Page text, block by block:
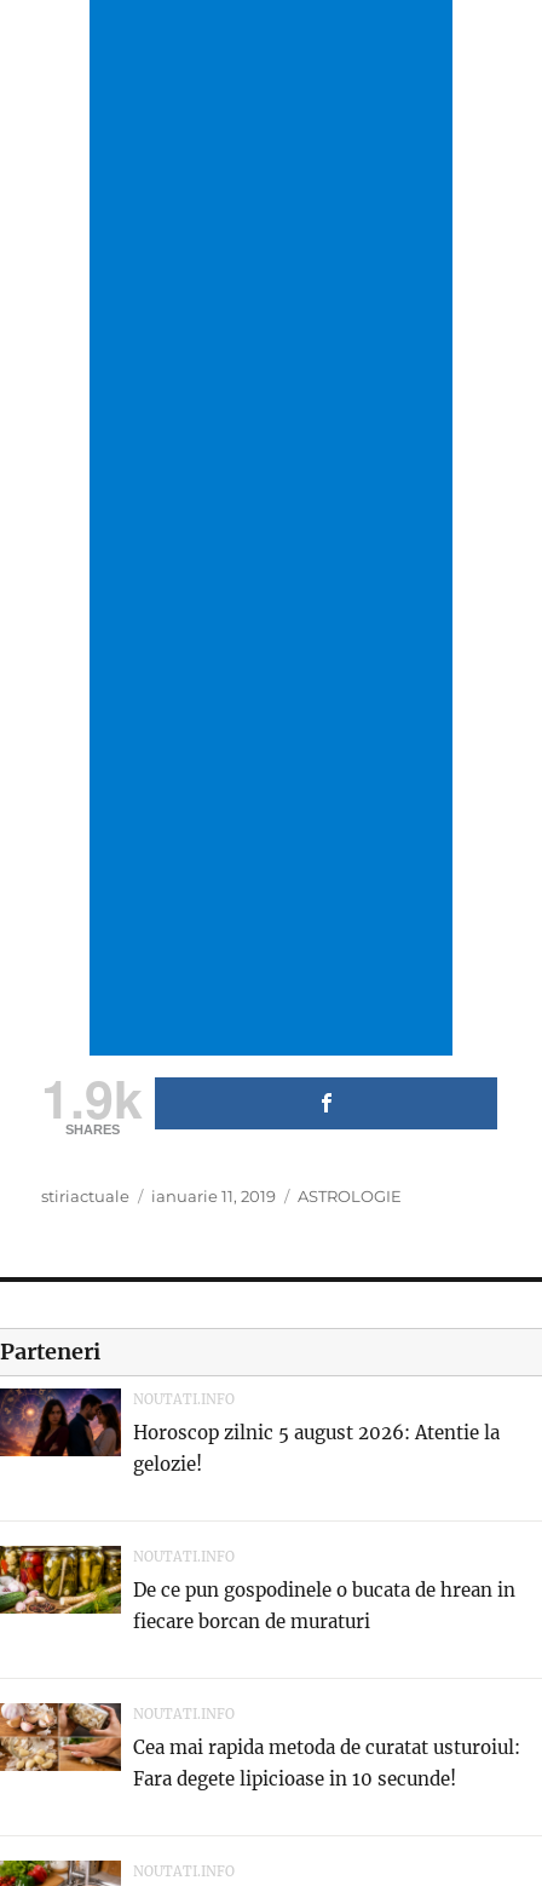
1.9k
SHARES
Author
stiriactuale
Posted
ianuarie 11, 2019 Categories
ASTROLOGIE
Parteneri
NOUTATI.INFO
Horoscop zilnic 5 august 2026: Atentie la
gelozie!
NOUTATI.INFO
De ce pun gospodinele o bucata de hrean in
fiecare borcan de muraturi
NOUTATI.INFO
Cea mai rapida metoda de curatat usturoiul:
Fara degete lipicioase in 10 secunde!
NOUTATI.INFO